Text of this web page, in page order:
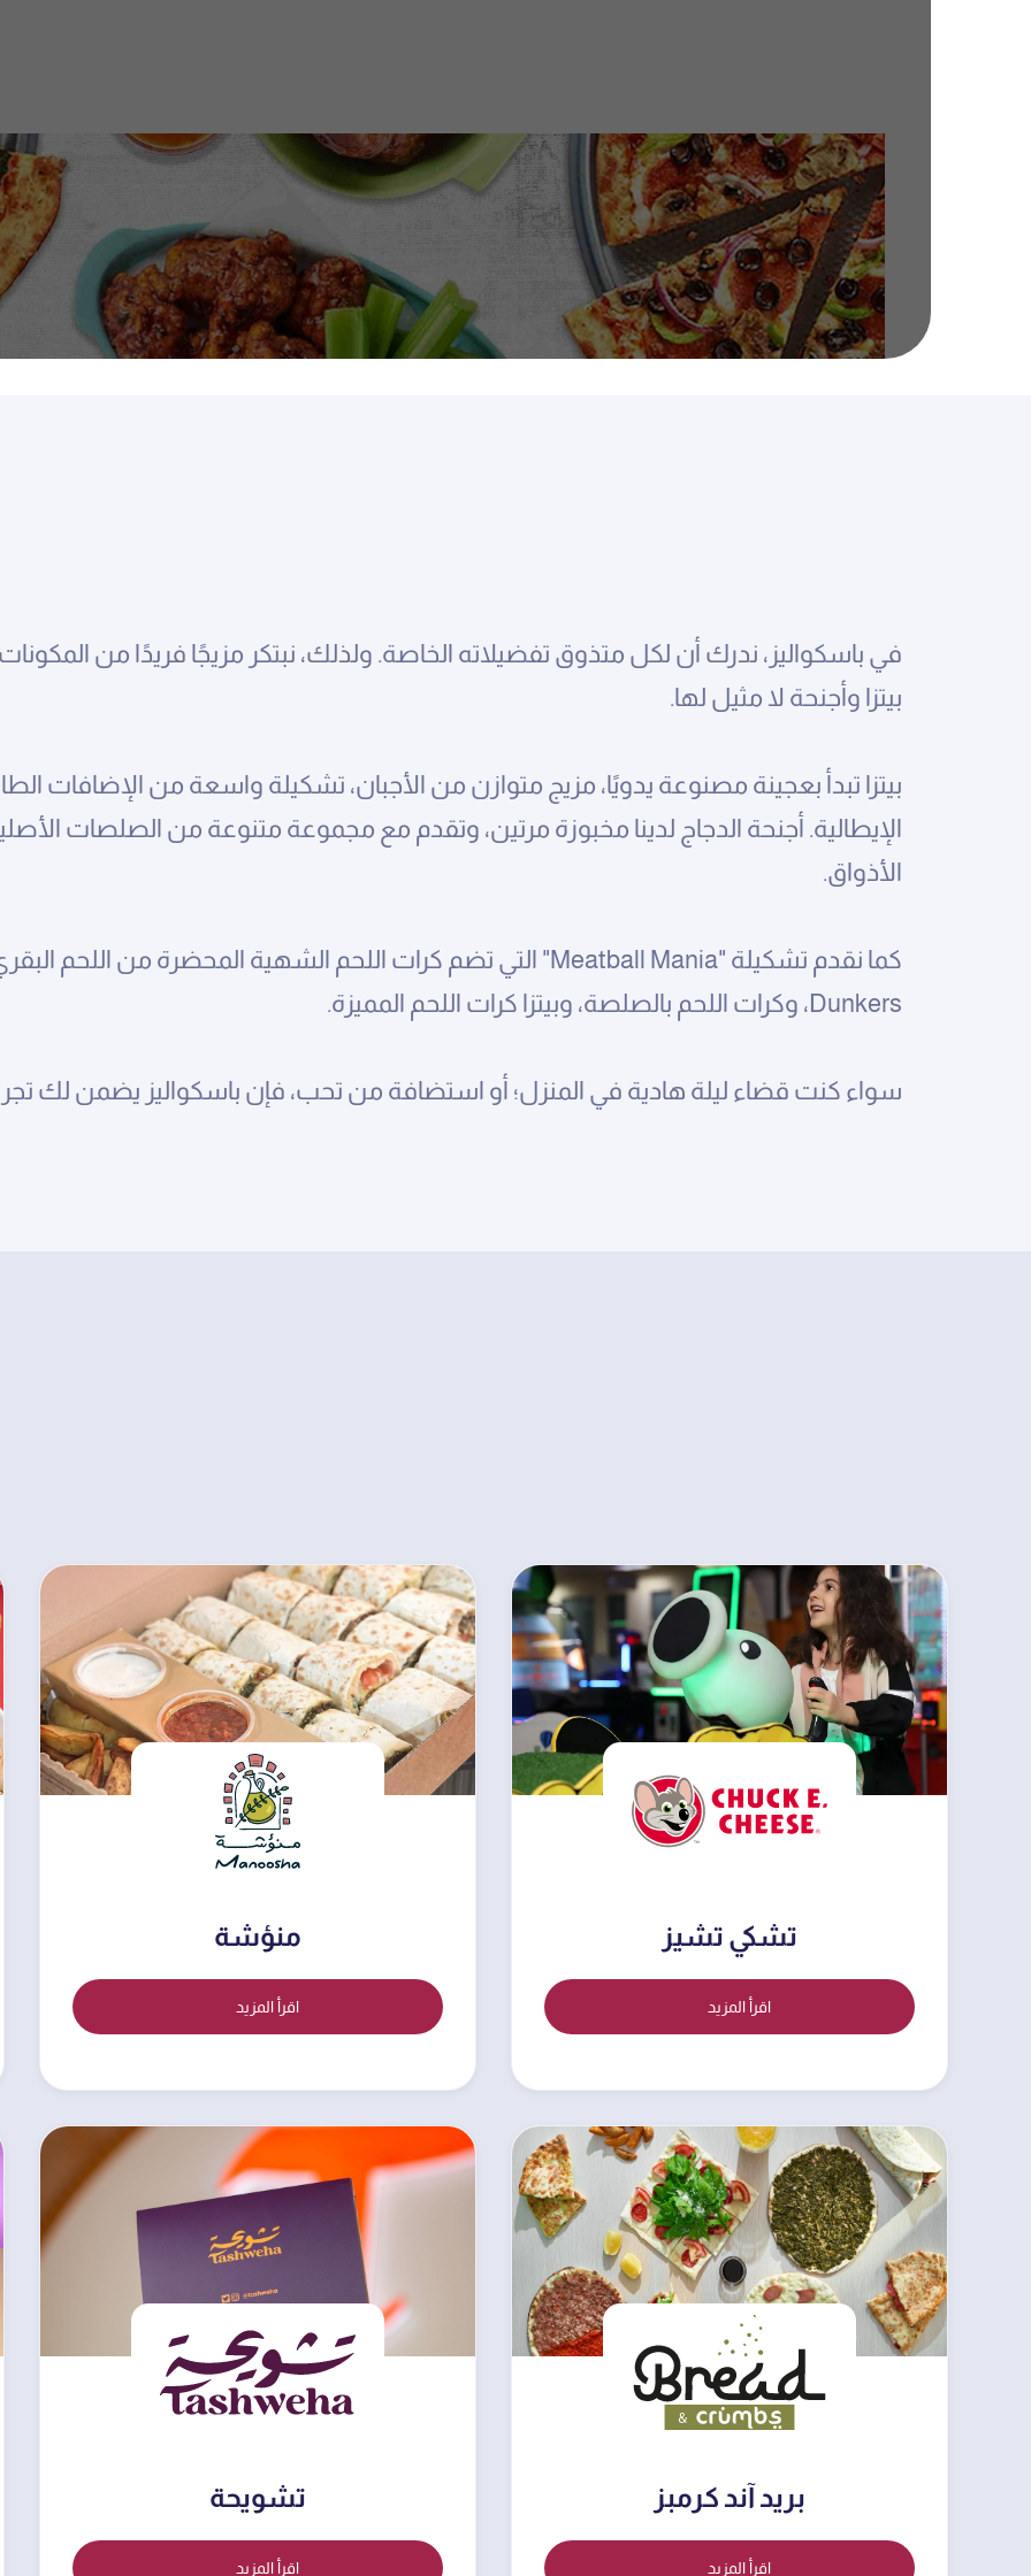
في باسكواليز، ندرك أن لكل متذوق تفضيلاته الخاصة. ولذلك، نبتكر مزيجًا فريدًا من
بيتزا وأجنحة لا مثيل لها.
بيتزا تبدأ بعجينة مصنوعة يدويًا، مزيج متوازن من الأجبان، تشكيلة واسعة من الإضافات
الإيطالية. أجنحة الدجاج لدينا مخبوزة مرتين، وتقدم مع مجموعة متنوعة من الصلصات
الأذواق.
Dunkers، وكرات اللحم بالصلصة، وبيتزا كرات اللحم المميزة.
سواء كنت قضاء ليلة هادية في المنزل؛ أو استضافة من تحب، فإن باسكواليز يضمن لك
تشكي تشيز
اقرأ المزيد
منؤشة
اقرأ المزيد
بريد آند كرمبز
اقرأ المزيد
تشويحة
اقرأ المزيد